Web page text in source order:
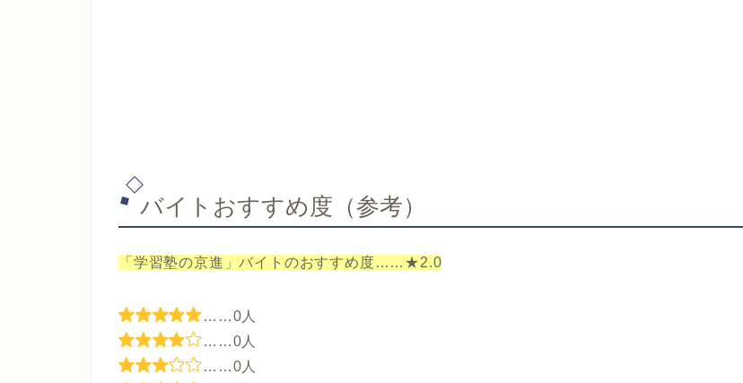
バイトおすすめ度（参考）
「学習塾の京進」バイトのおすすめ度……★2.0
……0人
……0人
……0人